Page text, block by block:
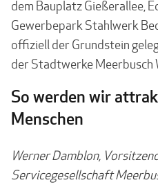
dem Bauplatz Gießerallee,
Gewerbepark Stahlwerk
offiziell der Grundstein
der Stadtwerke Meer­busch
So werden wir
Menschen
Werner Damblon,
Servicegesellschaft